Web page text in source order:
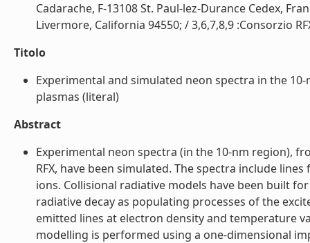
Cadarache, F-13108 St. Paul-lez-Durance Cedex,
Livermore, California 94550; / 3,6,7,8,9 :Consorzio
Titolo
Experimental and simulated neon spectra in the
plasmas (literal)
Abstract
Experimental neon spectra (in the 10-nm region),
RFX, have been simulated. The spectra include
ions. Collisional radiative models have been built
radiative decay as populating processes of the
emitted lines at electron density and temperature
modelling is performed using a one-dimensional